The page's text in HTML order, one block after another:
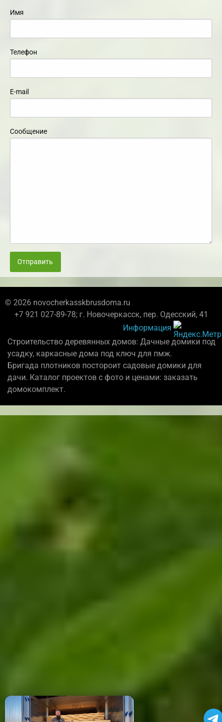
Имя
Телефон
E-mail
Сообщение
Отправить
© 2026 novocherkasskbrusdoma.ru
+7 921 027-89-78; г. Новочеркасск, пер. Одесский, 41
Информация
Строительство деревянных домов: Дачные домики под
усадку, каркасные дома под ключ для пмж.
Бригада плотников постороит садовые домики для
дачи. Каталог проектов с фото и ценами: заказать
домокомплект.